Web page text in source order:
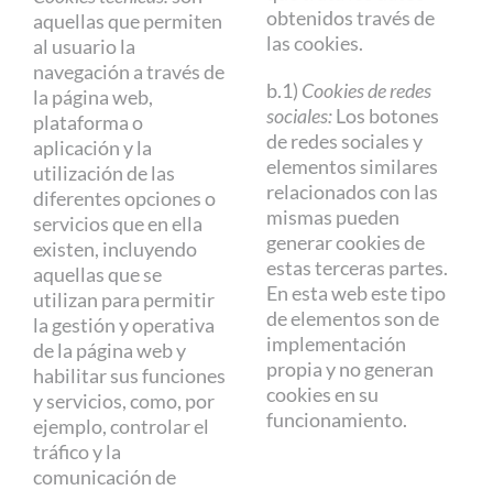
aquellas que permiten
al usuario la
navegación a través de
la página web,
plataforma o
aplicación y la
utilización de las
diferentes opciones o
servicios que en ella
existen, incluyendo
aquellas que se
utilizan para permitir
la gestión y operativa
de la página web y
habilitar sus funciones
y servicios, como, por
ejemplo, controlar el
tráfico y la
comunicación de
obtenidos través de
las cookies.
b.1) Cookies de redes
sociales:Los botones
de redes sociales y
elementos similares
relacionados con las
mismas pueden
generar cookies de
estas terceras partes.
En esta web este tipo
de elementos son de
implementación
propia y no generan
cookies en su
funcionamiento.